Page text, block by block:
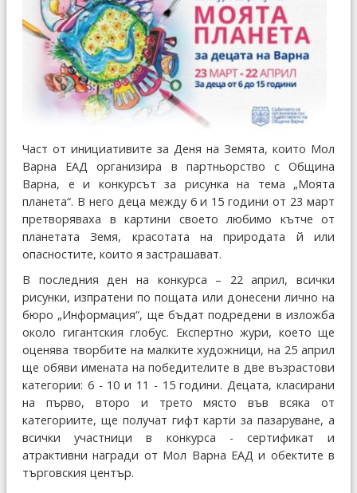
Част от инициативите за Деня на Земята, които Мол
Варна ЕАД организира в партньорство с Община
Варна, е и конкурсът за рисунка на тема „Моята
планета“. В него деца между 6 и 15 години от 23 март
претворяваха в картини своето любимо кътче от
планетата Земя, красотата на природата й или
опасностите, които я застрашават.
В последния ден на конкурса – 22 април, всички
рисунки, изпратени по пощата или донесени лично на
бюро „Информация“, ще бъдат подредени в изложба
около гигантския глобус. Експертно жури, което ще
оценява творбите на малките художници, на 25 април
ще обяви имената на победителите в две възрастови
категории: 6 - 10 и 11 - 15 години. Децата, класирани
на първо, второ и трето място във всяка от
категориите, ще получат гифт карти за пазаруване, а
всички участници в конкурса - сертификат и
атрактивни награди от Мол Варна ЕАД и обектите в
търговския център.